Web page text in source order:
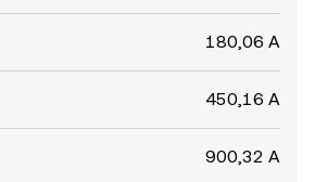
180,06 A
450,16 A
900,32 A